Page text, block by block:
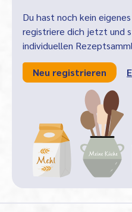
Du hast noch kein
registriere dich jetzt und
individuellen
Neu registrieren